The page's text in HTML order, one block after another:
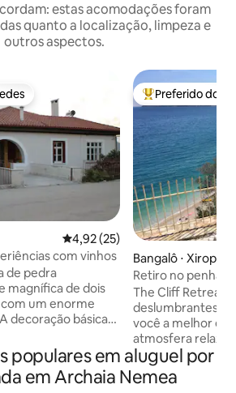
estas acomodações foram
quanto a localização, limpeza e
outros aspectos.
4,92 de uma avaliação média
4,92 (25)
com vinhos
de pedra
magnífica de dois
um enorme
decoração básica
guerras quando foi
casa de hóspedes
superior da casa e
Entre os
Preferido dos
Bangalô ⋅
Retiro no
praia e vista para
The Cliff Retreat -
deslumbrantes O Cliff Retreat oferece a
você a melhor
atmosfera
vista de 180
Uma experiência
caminhe por
populares em aluguel por
em Archaia Nemea